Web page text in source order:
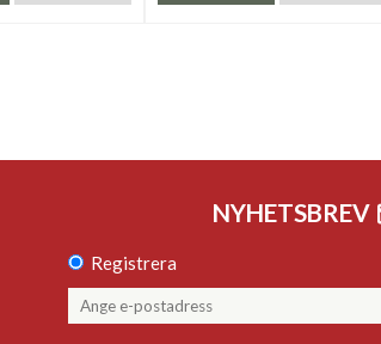
NYHETSBREV
Registrera